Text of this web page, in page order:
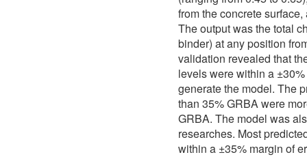
from the concrete
The output was the total
binder) at any position
validation revealed that
levels were within a
generate the model. The
than 35% GRBA were
GRBA. The model was
researches. Most
within a ±35% margin of